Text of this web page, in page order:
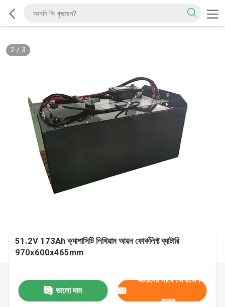
2/ 3
51.2V 173Ah ক্যাপাসিটি লিথিয়াম আয়ন ফোর্কলিফ্ট ব্যাটারি
970x600x465mm
ভালো দাম
আমাদের সাথে যোগাযোগ
করুন